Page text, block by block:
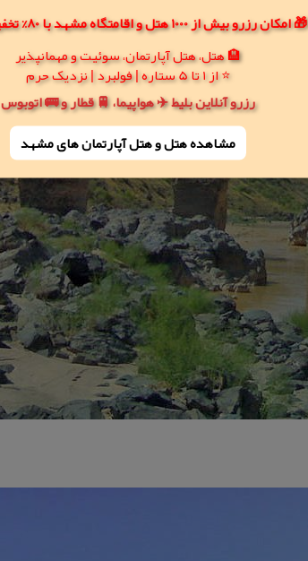
🎁 امکان رزرو بیش از 1000 هتل و اقامتگاه مشهد با 80% تخفیف واقعی
🏨 هتل، هتل آپارتمان، سوئیت و مهمانپذیر
⭐ از 1 تا 5 ستاره | فولبرد | نزدیک حرم
رزرو آنلاین بلیط ✈️ هواپیما، 🚆 قطار و 🚌 اتوبوس
مشاهده هتل و هتل‌ آپارتمان های مشهد